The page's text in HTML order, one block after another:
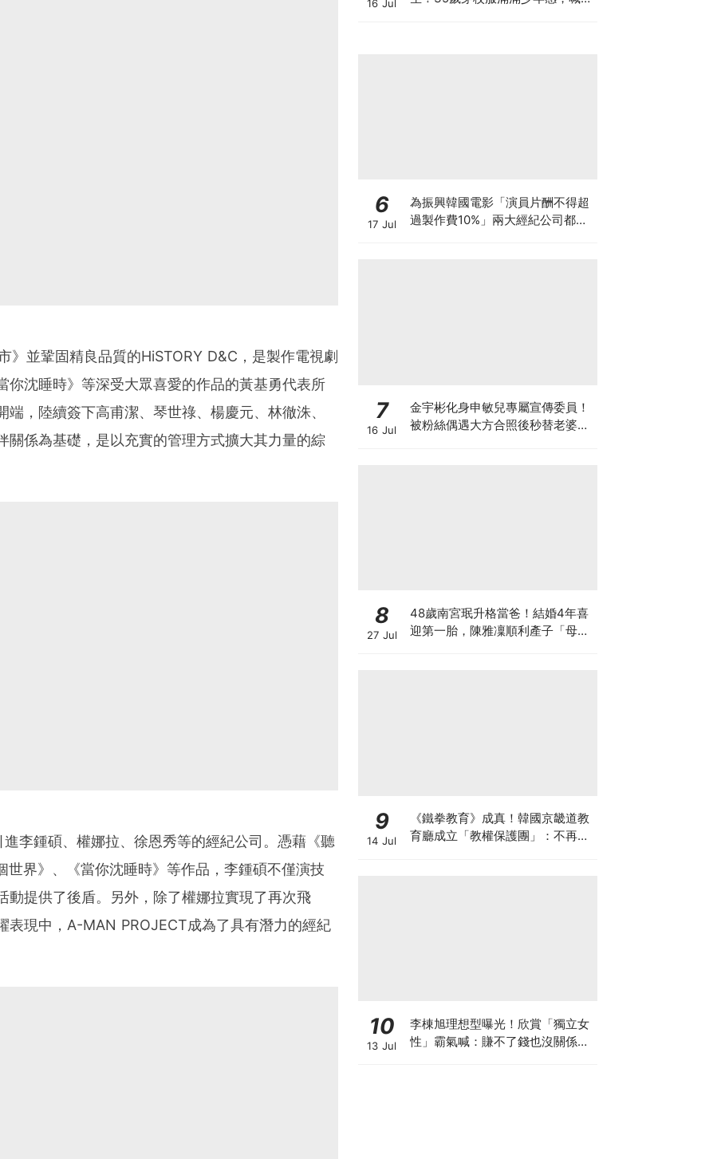
並鞏固精良品質的HiSTORY D&C，是製作電視劇
你沈睡時》等深受大眾喜愛的作品的黃基勇代表所
，陸續簽下高甫潔、琴世祿、楊慶元、林徹洙、
關係為基礎，是以充實的管理方式擴大其力量的綜
李鍾碩、權娜拉、徐恩秀等的經紀公司。憑藉《聽
世界》、《當你沈睡時》等作品，李鍾碩不僅演技
動提供了後盾。另外，除了權娜拉實現了再次飛
表現中，A-MAN PROJECT成為了具有潛力的經紀
16 Jul
6
17 Jul
為振興韓國電影「演員片酬不得超
過製作費10%」兩大經紀公司都響
7
16 Jul
金宇彬化身申敏兒專屬宣傳委員！
被粉絲偶遇大方合照後秒替老婆宣
8
27 Jul
48歲南宮珉升格當爸！結婚4年喜
迎第一胎，陳雅凜順利產子「母子
9
14 Jul
《鐵拳教育》成真！韓國京畿道教
育廳成立「教權保護團」：不再讓
10
13 Jul
李棟旭理想型曝光！欣賞「獨立女
性」霸氣喊：賺不了錢也沒關係，